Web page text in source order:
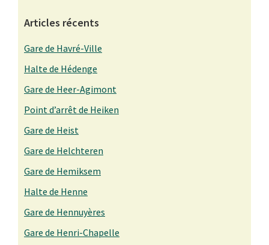
Articles récents
Gare de Havré-Ville
Halte de Hédenge
Gare de Heer-Agimont
Point d’arrêt de Heiken
Gare de Heist
Gare de Helchteren
Gare de Hemiksem
Halte de Henne
Gare de Hennuyères
Gare de Henri-Chapelle